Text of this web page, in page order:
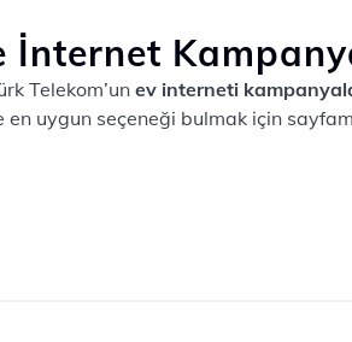
İnternet
Telekom’un ev interneti
en uygun seçeneği bulmak için